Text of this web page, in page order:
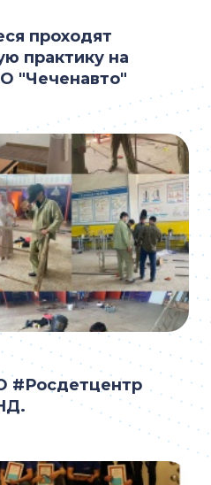
проходят
практику на
"Чеченавто"
#Росдетцентр